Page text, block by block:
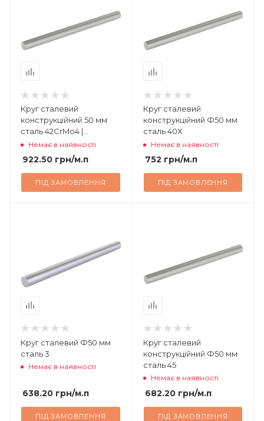
Круг сталевий
конструкційний 50 мм
сталь 42CrMo4 |
7228306900
Немає в наявності
922.50 грн/м.п
ПІД ЗАМОВЛЕННЯ
Круг сталевий
конструкційний Ф50 мм
сталь 40Х
Немає в наявності
752 грн/м.п
ПІД ЗАМОВЛЕННЯ
Круг сталевий Ф50 мм
сталь 3
Немає в наявності
638.20 грн/м.п
ПІД ЗАМОВЛЕННЯ
Круг сталевий
конструкційний Ф50 мм
сталь 45
Немає в наявності
682.20грн/м.п
ПІД ЗАМОВЛЕННЯ